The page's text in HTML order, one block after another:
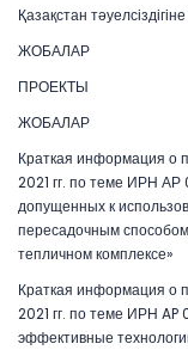
Қазақстан
ЖОБАЛАР
ПРОЕКТЫ
ЖОБАЛАР
Краткая информация о
2021 гг. по теме ИРН
допущенных к
пересадочным
тепличном комплексе»
Краткая информация о
2021 гг. по теме ИРН
эффективные